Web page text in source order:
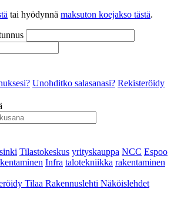
tai hyödynnä maksuton koejakso tästä.
Unohditko salasanasi? Rekisteröidy
Tilastokeskus yrityskauppa NCC Espoo
Infra talotekniikka rakentaminen
Tilaa Rakennuslehti Näköislehdet